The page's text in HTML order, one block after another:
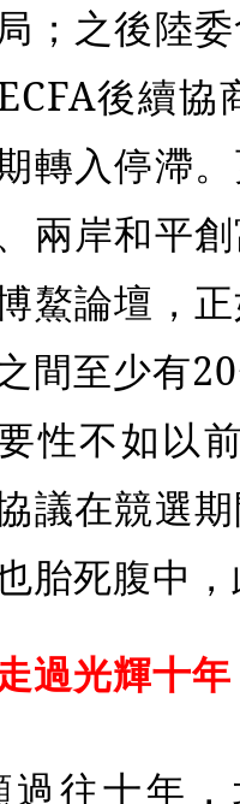
；之後陸
後續
轉入停滯
兩岸和平
鰲論壇，
間至少有
性不如以
議在競選
胎死腹中
過光輝十年
過往十年